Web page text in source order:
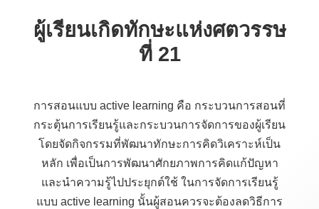
ผู้เรียนเกิดทักษะแห่งศตวรรษ
ที่ 21
การสอนแบบ active learning คือ กระบวนการสอนที่
กระตุ้นการเรียนรู้และกระบวนการจัดการของผู้เรียน
โดยจัดกิจกรรมที่พัฒนาทักษะการคิดวิเคราะห์เป็น
หลัก เพื่อเป็นการพัฒนาศักยภาพการคิดแก้ปัญหา
และนำความรู้ไปประยุกต์ใช้ ในการจัดการเรียนรู้
แบบ active learning นั้นผู้สอนควรจะต้องลดวิธีการ